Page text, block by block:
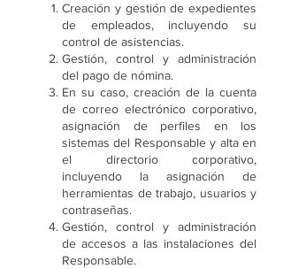
Creación y gestión de expedientes
de empleados, incluyendo su
control de asistencias.
Gestión, control y administración
del pago de nómina.
En su caso, creación de la cuenta
de correo electrónico corporativo,
asignación de perfiles en los
sistemas del Responsable y alta en
el directorio corporativo,
incluyendo la asignación de
herramientas de trabajo, usuarios y
contraseñas.
Gestión, control y administración
de accesos a las instalaciones del
Responsable.